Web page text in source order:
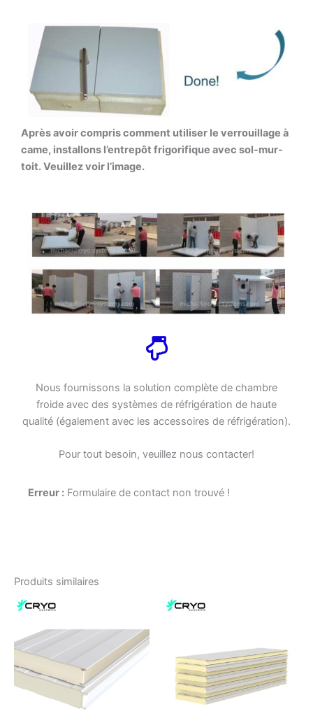
Après avoir compris comment utiliser le verrouillage à
came, installons l’entrepôt frigorifique avec sol-mur-
toit. Veuillez voir l’image.
Nous fournissons la solution complète de chambre
froide avec des systèmes de réfrigération de haute
qualité (également avec les accessoires de réfrigération).
Pour tout besoin, veuillez nous contacter!
Erreur : Formulaire de contact non trouvé !
Produits similaires